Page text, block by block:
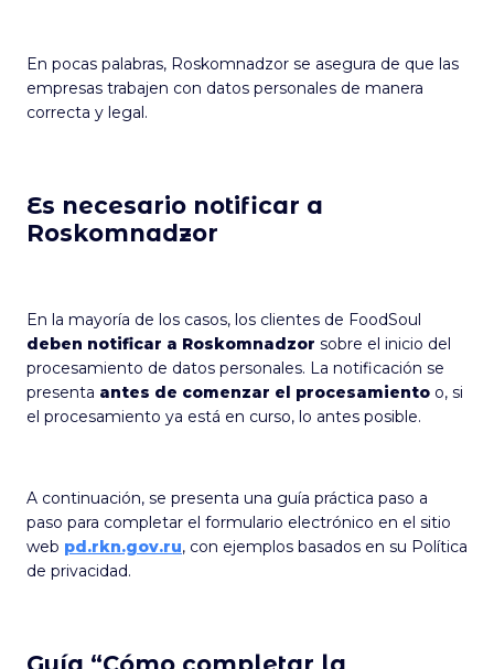
En pocas palabras, Roskomnadzor se asegura de que las
empresas trabajen con datos personales de manera
correcta y legal.
Es necesario notificar a
Roskomnadzor
En la mayoría de los casos, los clientes de FoodSoul
deben notificar a Roskomnadzor sobre el inicio del
procesamiento de datos personales. La notificación se
presenta antes de comenzar el procesamiento o, si
el procesamiento ya está en curso, lo antes posible.
A continuación, se presenta una guía práctica paso a
paso para completar el formulario electrónico en el sitio
web pd.rkn.gov.ru, con ejemplos basados en su Política
de privacidad.